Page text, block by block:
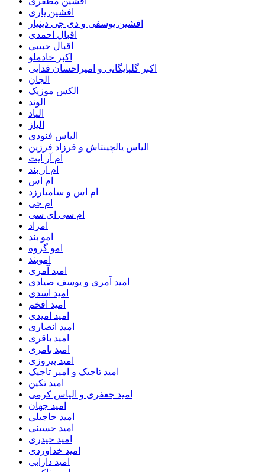
افشین یاری
افشین یوسفی و دی جی دینیار
اقبال احمدی
اقبال حبیبی
اکبر خادملو
اکبر گلپایگانی و امیراحسان فدایی
الجان
الکس موزیک
الوند
الیاد
الیاز
الیاس فنودی
الیاس یالچینتاش و فرزاد فرزین
ام آر ایت
ام‌ ار بند
ام اس
ام اس و سامیارزد
ام جی
ام سی ای سی
امراد
امو بند
امو گروه
اموبند
امید آمری
امید آمری و یوسف صیادی
امید اسدی
امید افخم
امید امیدی
امید انصاری
امید باقری
امید بامری
امید پیروزی
امید تاجیک و امیر تاجیک
امید تکین
امید جعفری و الیاس کرمی
امید جهان
امید حاجیلی
امید حسینی
امید حیدری
امید خداوردی
امید دارابی